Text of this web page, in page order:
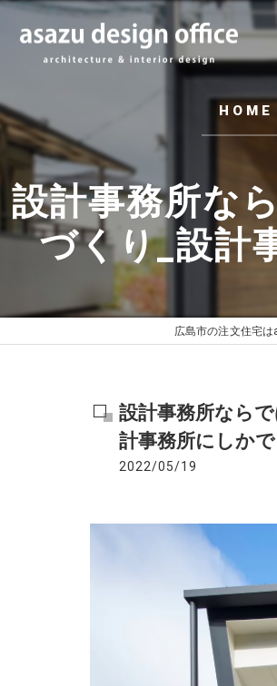
HOME
設計事務所な
づくり_設計
広島市の注文住宅
設計事務所なら
計事務所にしか
2022/05/19